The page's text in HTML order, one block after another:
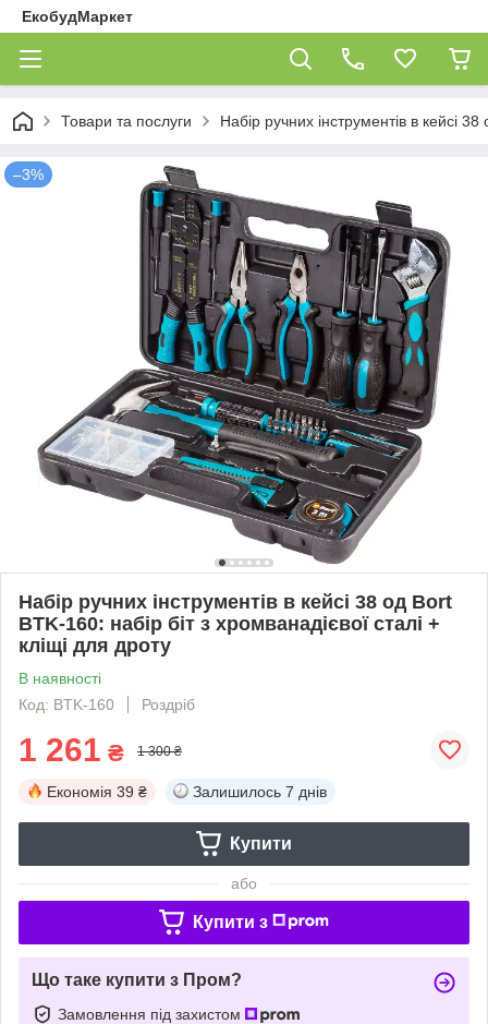
ЕкобудМаркет
Товари та послуги Набір ручних інструментів в кейсі
–3%
Набір ручних інструментів в кейсі 38 од Bort
BTK-160: набір біт з хромванадієвої сталі +
кліщі для дроту
В наявності
Код: BTK-160
Роздріб
1 261 ₴ 1 300 ₴
Економія 39 ₴ Залишилось 7 днів
Купити
або
Купити з
Що таке купити з Пром?
Замовлення під захистом